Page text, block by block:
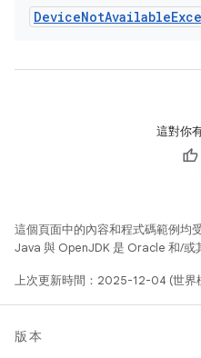
DeviceNotAvailable
這對你
這個頁面中的內容和程式碼範例均
Java 與 OpenJDK 是 Oracle 和/或
上次更新時間：2025-12-04 (世界
版本